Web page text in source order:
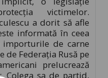
victimelor.
a dorit să afle
informată în ceea
de carne
de Federaţia Rusă pe
prelucrează
Colega sa de partid,